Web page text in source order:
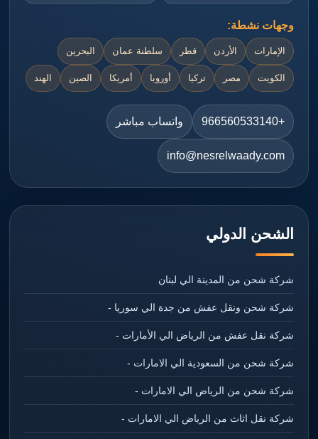
وجهات نشطة:
الإمارات الأردن قطر سلطنة عمان البحرين
الكويت مصر تركيا أوروبا أمريكا الصين الهند
+966560533140 واتساب مباشر
info@nesrelwaady.com
الشحن الدولي
شركة شحن من المدينة الي لبنان
شركة شحن ونقل عفش من جدة الي سوريا -
شركة نقل عفش من الرياض الي الأمارات -
شركة شحن من السعودية الي الامارات -
شركة شحن من الرياض الي الامارات -
شركة نقل اثاث من الرياض الي الامارات -